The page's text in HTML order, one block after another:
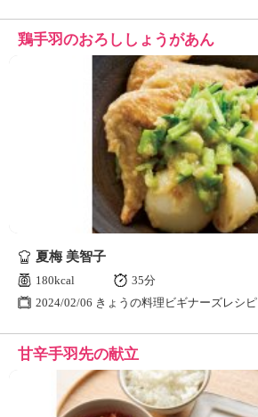
鶏手羽のおろししょうがあん
夏梅 美智子
180kcal
35分
2024/02/06 きょうの料理ビギナーズレシピ
甘辛手羽先の献立